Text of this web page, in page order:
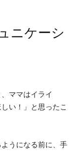
ニケーシ
ママはイライ
い！」と思ったこ
うになる前に、手